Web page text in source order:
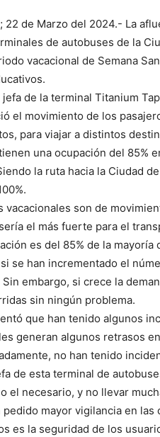
22 de Marzo del 2024.- La
de autobuses de la
vacacional de Semana
de la terminal Titanium
el movimiento de los
para viajar a distintos
una ocupación del 85%
la ruta hacia la Ciudad
vacacionales son de
el más fuerte para el
es del 85% de la mayoría
se han incrementado el
embargo, si crece la
sin ningún problema.
que han tenido algunos
generan algunos retrasos
no han tenido
de esta terminal de
el necesario, y no llevar
pedido mayor vigilancia en
es la seguridad de los